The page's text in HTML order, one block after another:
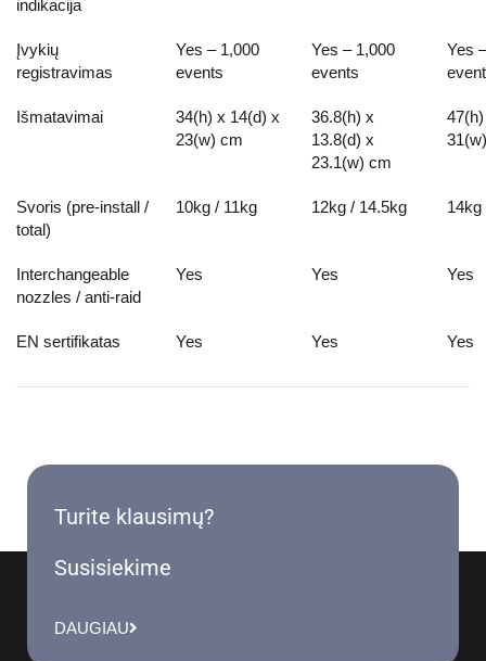
indikacija
Įvykių
registravimas
Yes – 1,000
events
Yes – 1,000
events
Yes
Išmatavimai
34(h) x 14(d) x
23(w) cm
36.8(h) x
13.8(d) x
23.1(w) cm
Svoris (pre-install /
total)
10kg / 11kg 12kg / 14.5kg 14kg
Interchangeable
nozzles / anti-raid
Yes Yes Yes
EN sertifikatas Yes Yes Yes
Turite klausimų?
Susisiekime
DAUGIAU